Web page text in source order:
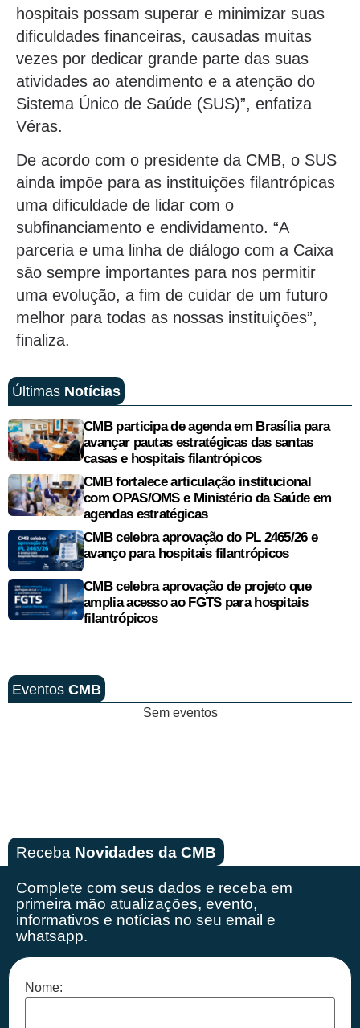
hospitais possam superar e minimizar suas
dificuldades financeiras, causadas muitas
vezes por dedicar grande parte das suas
atividades ao atendimento e a atenção do
Sistema Único de Saúde (SUS)”, enfatiza
Véras.
De acordo com o presidente da CMB, o SUS
ainda impõe para as instituições filantrópicas
uma dificuldade de lidar com o
subfinanciamento e endividamento. “A
parceria e uma linha de diálogo com a Caixa
são sempre importantes para nos permitir
uma evolução, a fim de cuidar de um futuro
melhor para todas as nossas instituições”,
finaliza.
Últimas Notícias
CMB participa de agenda em Brasília para
avançar pautas estratégicas das santas
casas e hospitais filantrópicos
CMB fortalece articulação institucional
com OPAS/OMS e Ministério da Saúde em
agendas estratégicas
CMB celebra aprovação do PL 2465/26 e
avanço para hospitais filantrópicos
CMB celebra aprovação de projeto que
amplia acesso ao FGTS para hospitais
filantrópicos
Eventos CMB
Sem eventos
Receba Novidades da CMB
Complete com seus dados e receba em
primeira mão atualizações, evento,
informativos e notícias no seu email e
whatsapp.
Nome: